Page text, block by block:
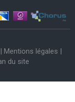
Mentions légales |
du site